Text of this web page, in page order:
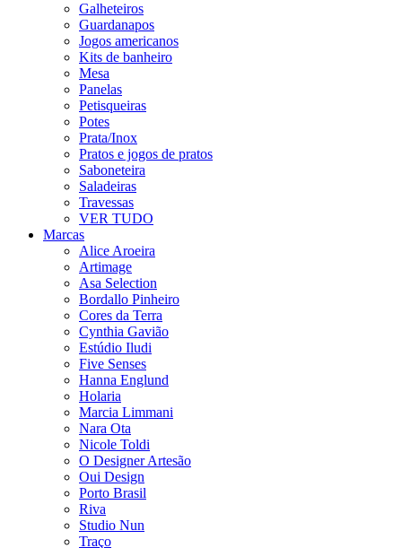
Galheteiros
Guardanapos
Jogos americanos
Kits de banheiro
Mesa
Panelas
Petisqueiras
Potes
Prata/Inox
Pratos e jogos de pratos
Saboneteira
Saladeiras
Travessas
VER TUDO
Marcas
Alice Aroeira
Artimage
Asa Selection
Bordallo Pinheiro
Cores da Terra
Cynthia Gavião
Estúdio Iludi
Five Senses
Hanna Englund
Holaria
Marcia Limmani
Nara Ota
Nicole Toldi
O Designer Artesão
Oui Design
Porto Brasil
Riva
Studio Nun
Traço